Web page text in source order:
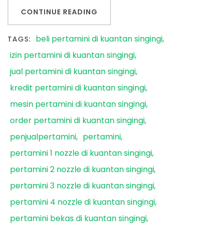
CONTINUE READING
TAGS: beli pertamini di kuantan singingi
izin pertamini di kuantan singingi
jual pertamini di kuantan singingi
kredit pertamini di kuantan singingi
mesin pertamini di kuantan singingi
order pertamini di kuantan singingi
penjualpertamini
pertamini
pertamini 1 nozzle di kuantan singingi
pertamini 2 nozzle di kuantan singingi
pertamini 3 nozzle di kuantan singingi
pertamini 4 nozzle di kuantan singingi
pertamini bekas di kuantan singingi